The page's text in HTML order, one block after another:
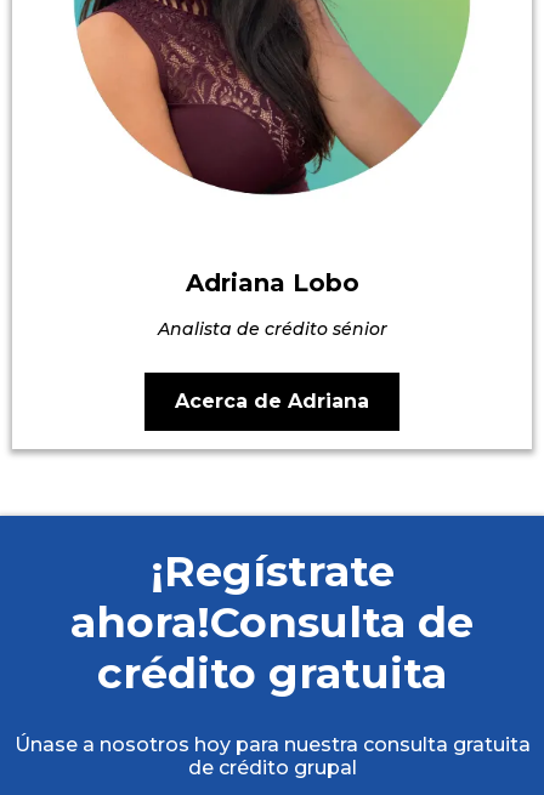
Adriana Lobo
Analista de crédito sénior
Acerca de Adriana
¡Regístrate
ahora!Consulta de
crédito gratuita
Únase a nosotros hoy para nuestra consulta gratuita
de crédito grupal